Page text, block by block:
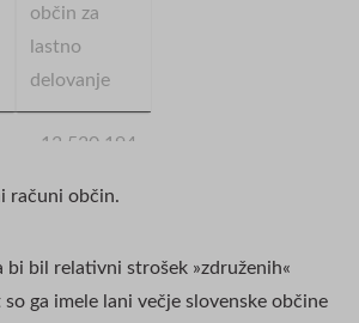
občin za
lastno
delovanje
13.530.194
36.013.873
računi občin.
bi bil relativni strošek »združenih«
ga imele lani večje slovenske občine